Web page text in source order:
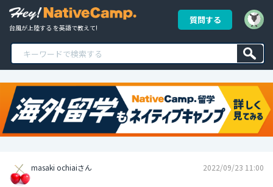
台風が上陸する を英語で教えて!
質問する
masaki ochiaiさん 2022/09/23 11:00